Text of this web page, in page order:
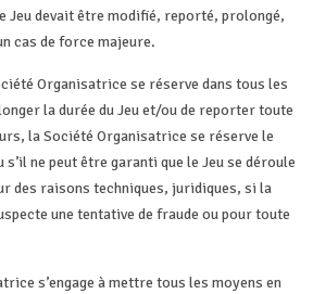
Jeu devait être modifié, reporté, prolongé,
cas de force majeure.
Organisatrice se réserve dans tous les
la durée du Jeu et/ou de reporter toute
la Société Organisatrice se réserve le
ne peut être garanti que le Jeu se déroule
des raisons techniques, juridiques, si la
une tentative de fraude ou pour toute
s’engage à mettre tous les moyens en